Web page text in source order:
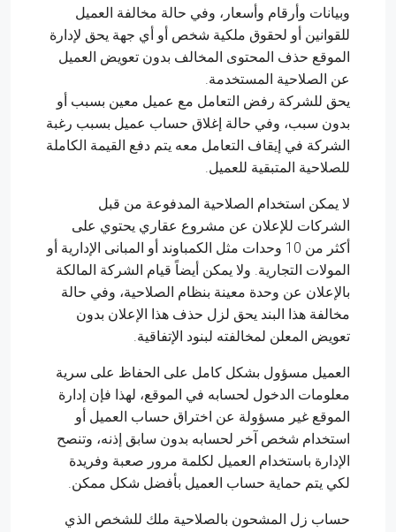
وبيانات وأرقام وأسعار، وفي حالة مخالفة العميل
للقوانين أو لحقوق ملكية شخص أو أي جهة يحق لإدارة
الموقع حذف المحتوى المخالف بدون تعويض العميل
عن الصلاحية المستخدمة.
يحق للشركة رفض التعامل مع عميل معين بسبب أو
بدون سبب، وفي حالة إغلاق حساب عميل بسبب رغبة
الشركة في إيقاف التعامل معه يتم دفع القيمة الكاملة
للصلاحية المتبقية للعميل.
لا يمكن استخدام الصلاحية المدفوعة من قبل
الشركات للإعلان عن مشروع عقاري يحتوي على
أكثر من 10 وحدات مثل الكمباوند أو المبانى الإدارية أو
المولات التجارية. ولا يمكن أيضاً قيام الشركة المالكة
بالإعلان عن وحدة معينة بنظام الصلاحية، وفي حالة
مخالفة هذا البند يحق لزل حذف هذا الإعلان بدون
تعويض المعلن لمخالفته لبنود الإتفاقية.
العميل مسؤول بشكل كامل على الحفاظ على سرية
معلومات الدخول لحسابه في الموقع، لهذا فإن إدارة
الموقع غير مسؤولة عن اختراق حساب العميل أو
استخدام شخص آخر لحسابه بدون سابق إذنه، وتنصح
الإدارة باستخدام العميل لكلمة مرور صعبة وفريدة
لكي يتم حماية حساب العميل بأفضل شكل ممكن.
حساب زل المشحون بالصلاحية ملك للشخص الذي